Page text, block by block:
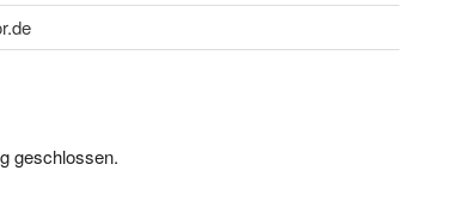
geschlossen.